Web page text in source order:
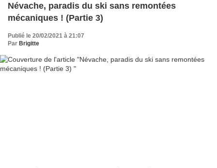
Névache, paradis du ski sans remontées
mécaniques ! (Partie 3)
Publié le 20/02/2021 à 21:07
Par Brigitte